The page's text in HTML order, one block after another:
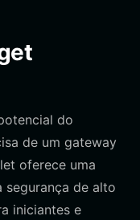
do
de um gateway
oferece uma
segurança de alto
iniciantes e